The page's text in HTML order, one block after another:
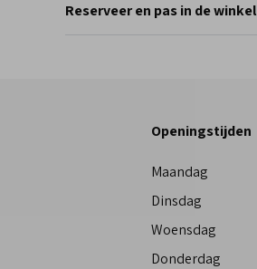
Reserveer en pas in de winkel
Openingstijden
Maandag
Dinsdag
Woensdag
Donderdag